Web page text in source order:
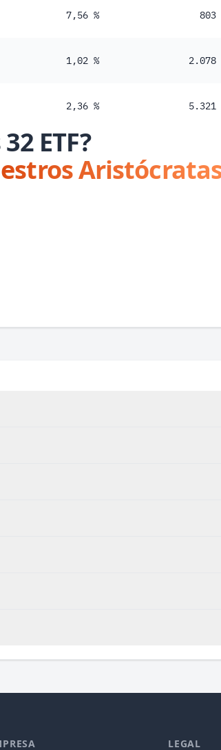
7,56 % 803
1,02 % 2.078
2,36 % 5.321
ETF?
LEGAL